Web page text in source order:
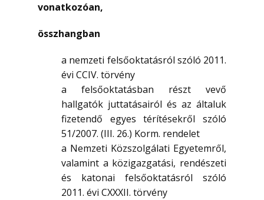
vonatkozóan,
összhangban
a nemzeti felsőoktatásról szóló 2011.
évi CCIV. törvény
a felsőoktatásban részt vevő
hallgatók juttatásairól és az általuk
fizetendő egyes térítésekről szóló
51/2007. (III. 26.) Korm. rendelet
a Nemzeti Közszolgálati Egyetemről,
valamint a közigazgatási, rendészeti
és katonai felsőoktatásról szóló
2011. évi CXXXII. törvény